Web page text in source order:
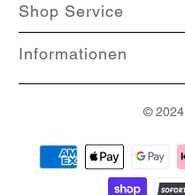
Shop Service
Informationen
© 2024